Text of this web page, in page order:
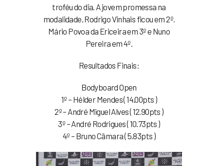
troféu do dia. A jovem promessa na
modalidade, Rodrigo Vinhais ficou em 2º.
Mário Povoa da Ericeira em 3º e Nuno
Pereira em 4º.
Resultados Finais:
Bodyboard Open
1º – Hélder Mendes ( 14.00pts )
2º – André Miguel Alves ( 12.90pts )
3º – André Rodrigues ( 10.73pts )
4º – Bruno Câmara ( 5.83pts )